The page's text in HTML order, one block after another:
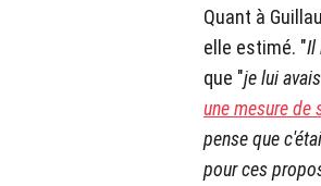
Quant à
elle estimé. "Il
que "je lui
une mesure de
pense que
pour ces